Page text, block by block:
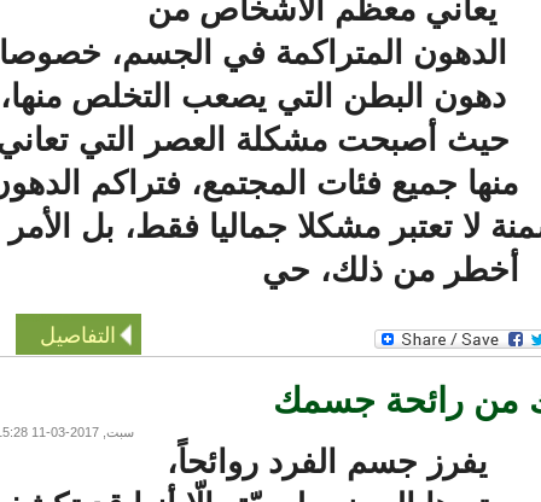
يعاني معظم الاشخاص من
الدهون المتراكمة في الجسم، خصوصا
دهون البطن التي يصعب التخلص منها،
حيث أصبحت مشكلة العصر التي تعاني
جميع فئات المجتمع، فتراكم الدهون
تعتبر مشكلا جماليا فقط، بل الأمر
من ذلك، حي
التفاصيل
رائحة جسمك
سبت, 2017-03-11 15:28
يفرز جسم الفرد روائحاً،